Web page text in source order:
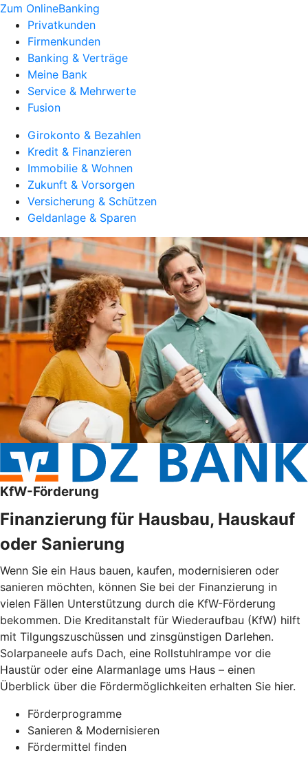
Zum OnlineBanking
Privatkunden
Firmenkunden
Banking & Verträge
Meine Bank
Service & Mehrwerte
Fusion
Girokonto & Bezahlen
Kredit & Finanzieren
Immobilie & Wohnen
Zukunft & Vorsorgen
Versicherung & Schützen
Geldanlage & Sparen
KfW-Förderung
Finanzierung für Hausbau, Hauskauf
oder Sanierung
Wenn Sie ein Haus bauen, kaufen, modernisieren oder
sanieren möchten, können Sie bei der Finanzierung in
vielen Fällen Unterstützung durch die KfW-Förderung
bekommen. Die Kreditanstalt für Wiederaufbau (KfW) hilft
mit Tilgungszuschüssen und zinsgünstigen Darlehen.
Solarpaneele aufs Dach, eine Rollstuhlrampe vor die
Haustür oder eine Alarmanlage ums Haus – einen
Überblick über die Fördermöglichkeiten erhalten Sie hier.
Förderprogramme
Sanieren & Modernisieren
Fördermittel finden